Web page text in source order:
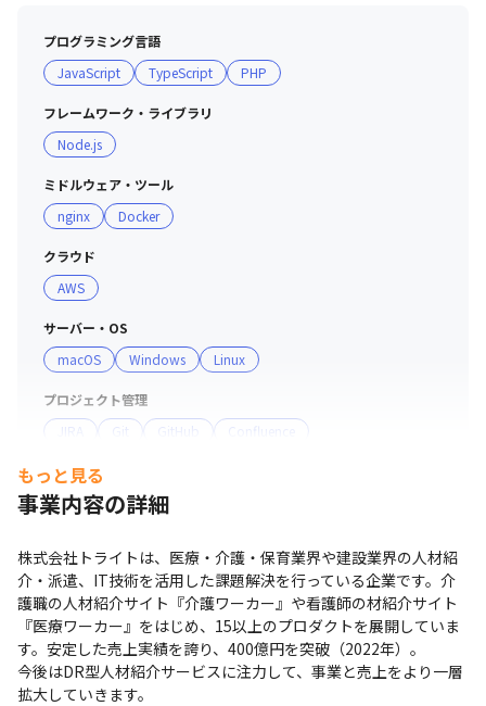
プログラミング言語
JavaScript
TypeScript PHP
フレームワーク・ライブラリ
Node.js
ミドルウェア・ツール
nginx
Docker
クラウド
AWS
サーバー・OS
macOS
Windows Linux
プロジェクト管理
JIRA
Git GitHub Confluence
コミュニケーションツール
Slack
Teams
Salesforce
支給PC
現場で選択可能（Windows/Mac）
もっと見る
事業内容の詳細
株式会社トライトは、医療・介護・保育業界や建設業界の人材紹
介・派遣、IT技術を活用した課題解決を行っている企業です。介
護職の人材紹介サイト『介護ワーカー』や看護師の材紹介サイト
『医療ワーカー』をはじめ、15以上のプロダクトを展開していま
す。安定した売上実績を誇り、400億円を突破（2022年）。
今後はDR型人材紹介サービスに注力して、事業と売上をより一層
拡大していきます。